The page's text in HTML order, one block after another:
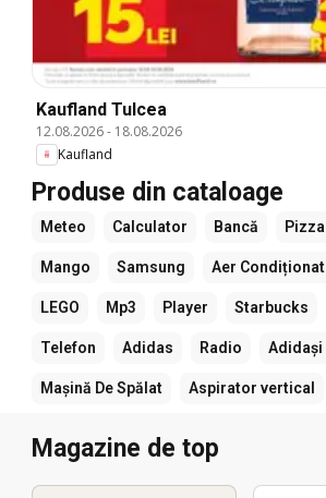
Kaufland Tulcea
12.08.2026- 18.08.2026
Kaufland
Produse din cataloage
Meteo Calculator Bancă Pizza
Mango Samsung Aer Condiționat
LEGO Mp3 Player Starbucks
Telefon Adidas Radio Adidași
Mașină De Spălat Aspirator vertical
Magazine de top